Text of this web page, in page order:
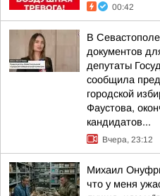
00:42
В
документов
депутаты
сообщила
городской
Фаустова,
кандидатов...
Вчера, 23:12
Михаил
что у меня